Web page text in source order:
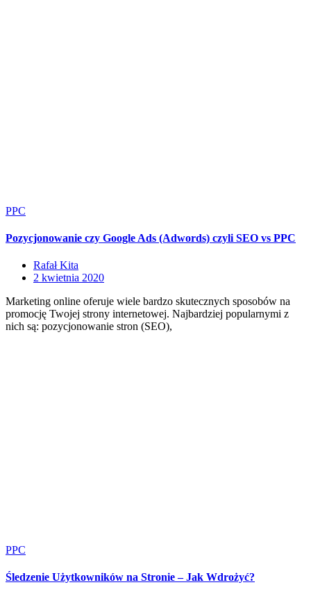
PPC
Pozycjonowanie czy Google Ads (Adwords) czyli SEO vs PPC
Rafał Kita
2 kwietnia 2020
Marketing online oferuje wiele bardzo skutecznych sposobów na
promocję Twojej strony internetowej. Najbardziej popularnymi z
nich są: pozycjonowanie stron (SEO),
PPC
Śledzenie Użytkowników na Stronie – Jak Wdrożyć?